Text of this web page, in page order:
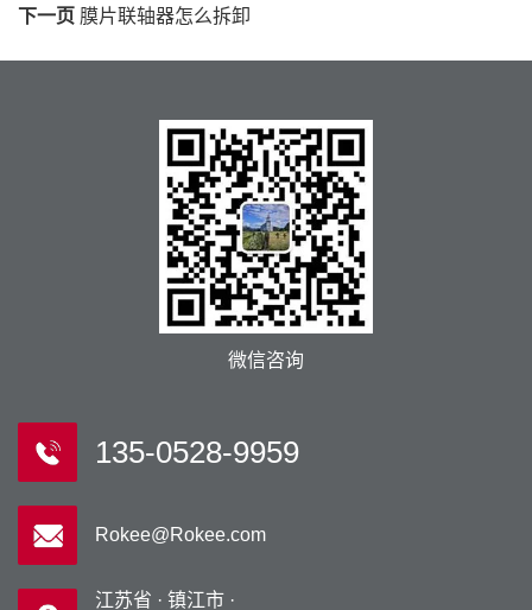
下一页 膜片联轴器怎么拆卸
微信咨询
135-0528-9959
Rokee@Rokee.com
江苏省 · 镇江市 ·